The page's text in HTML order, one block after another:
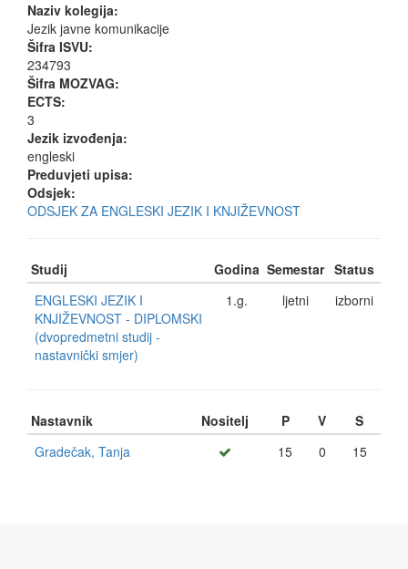
Naziv kolegija:
Jezik javne komunikacije
Šifra ISVU:
234793
Šifra MOZVAG:
ECTS:
3
Jezik izvođenja:
engleski
Preduvjeti upisa:
Odsjek:
ODSJEK ZA ENGLESKI JEZIK I KNJIŽEVNOST
Studij Godina Semestar Status
ENGLESKI JEZIK I
KNJIŽEVNOST - DIPLOMSKI
(dvopredmetni studij -
nastavnički smjer)
1.g. ljetni izborni
Nastavnik Nositelj P V
S
Gradečak, Tanja
15 0 15